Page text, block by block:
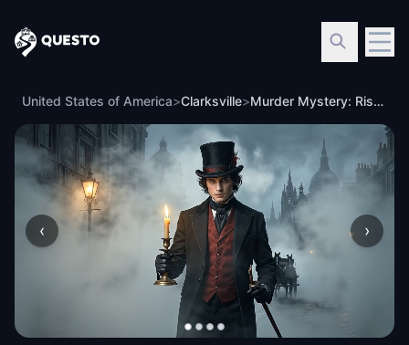
Questo
United States of America>Clarksville> Murder Mystery: Risolvi il caso a Clarksville
‹ ›